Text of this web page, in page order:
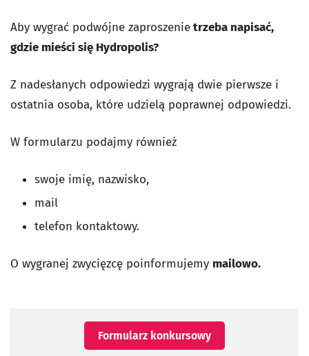
Aby wygrać podwójne zaproszenietrzeba napisać,
gdzie mieści się Hydropolis?
Z nadesłanych odpowiedzi wygrają dwie pierwsze i
ostatnia osoba, które udzielą poprawnej odpowiedzi.
W formularzu podajmy również
swoje imię, nazwisko,
mail
telefon kontaktowy.
O wygranej zwycięzcę poinformujemy mailowo.
Formularz konkursowy